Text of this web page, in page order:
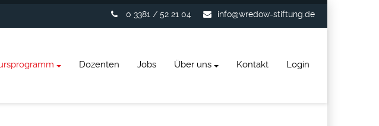
0 3381 / 52 21 04 info@wredow-stiftung.de
Dozenten Jobs Über uns Kontakt Login